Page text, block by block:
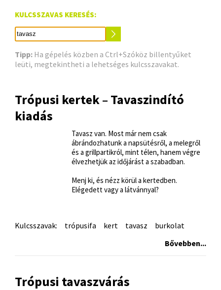
KULCSSZAVAS KERESÉS:
Tipp: Ha gépelés közben a Ctrl+Szóköz billentyűket
leüti, megtekintheti a lehetséges kulcsszavakat.
Trópusi kertek – Tavaszindító
kiadás
Tavasz van. Most már nem csak
ábrándozhatunk a napsütésről, a melegről
és a grillpartikról, mint télen, hanem végre
élvezhetjük az időjárást a szabadban.
Menj ki, és nézz körül a kertedben.
Elégedett vagy a látvánnyal?
Kulcsszavak: trópusifa kert tavasz
burkolat
Bővebben...
Trópusi tavaszvárás